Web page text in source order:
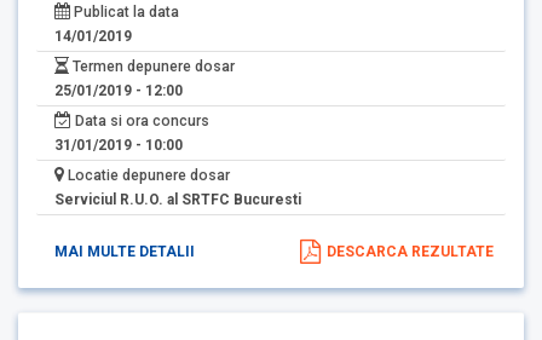
Publicat la data
14/01/2019
Termen depunere dosar
25/01/2019 - 12:00
Data si ora concurs
31/01/2019 - 10:00
Locatie depunere dosar
Serviciul R.U.O. al SRTFC Bucuresti
MAI MULTE DETALII DESCARCA REZULTATE